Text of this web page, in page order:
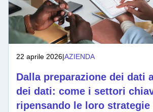
22 aprile 2026|AZIENDA
Dalla preparazione dei dati
dei dati: come i settori
ripensando le loro strategie